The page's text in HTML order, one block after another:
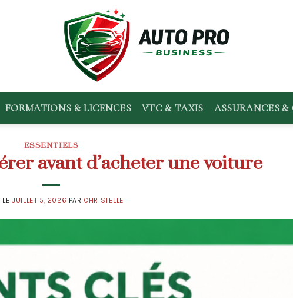
FORMATIONS & LICENCES VTC & TAXIS ASSURANCES &
ESSENTIELS
avant d’acheter une voiture
LEJUILLET 5, 2026 PAR CHRISTELLE